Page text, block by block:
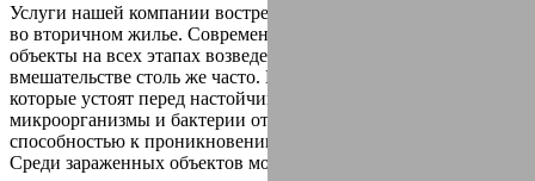
Услуги нашей компании востребованы и актуальны не только
во вторичном жилье. Современные дома и строительные
объекты на всех этапах возведения нуждаются в нашем
вмешательстве столь же часто. Нет таких препятствий,
которые устоят перед настойчивыми вредителями, а
микроорганизмы и бактерии отличаются самой высокой
способностью к проникновению.
Среди зараженных объектов могут оказаться: